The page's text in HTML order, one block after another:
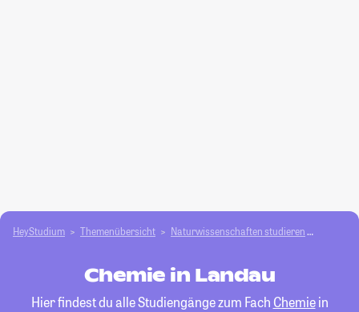
HeyStudium Themenübersicht Natur­wissenschaften studieren
Chemie in Landau
Hier findest du alle Studiengänge zum Fach Chemiein